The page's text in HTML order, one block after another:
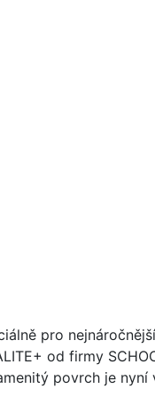
pro
od firmy
povrch je